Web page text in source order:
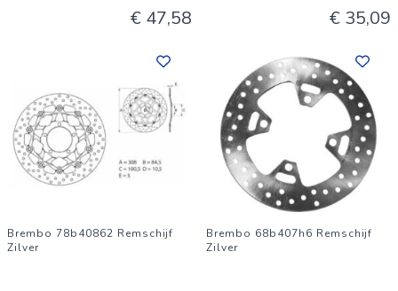
€ 47,58 € 35,09
Brembo 78b40862 Remschijf
Zilver
Brembo 68b407h6 Remschijf
Zilver